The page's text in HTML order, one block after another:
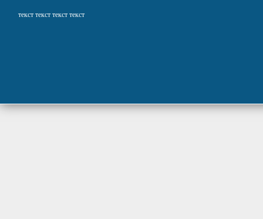
текст текст текст текст